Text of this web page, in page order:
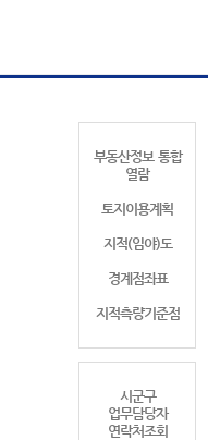
부동산정보 통합
열람
토지이용계획
지적(임야)도
경계점좌표
지적측량기준점
시군구
업무담당자
연락처조회